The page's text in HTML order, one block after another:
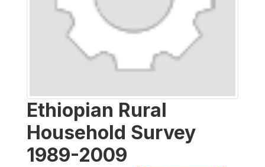
Ethiopian Rural
Household Survey
1989-2009